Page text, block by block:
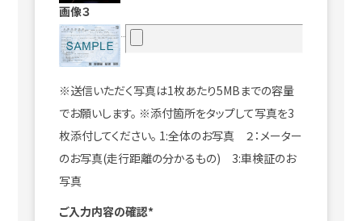
画像３
※送信いただく写真は1枚あたり5MBまでの容量
でお願いします。 ※添付箇所をタップして写真を3
枚添付してください。 1:全体のお写真 ２：メーター
のお写真(走行距離の分かるもの) 3:車検証のお
写真
ご入力内容の確認*